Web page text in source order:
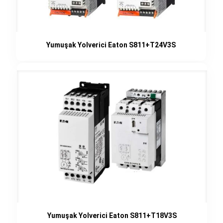
Yumuşak Yolverici Eaton S811+T24V3S
Yumuşak Yolverici Eaton S811+T18V3S